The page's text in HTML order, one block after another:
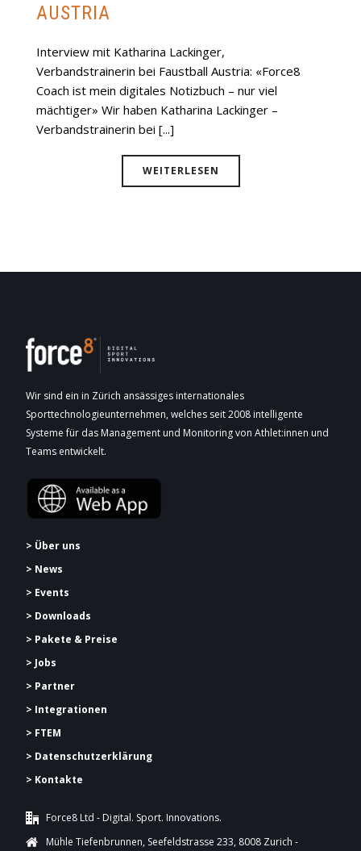
AUSTRIA
Interview mit Katharina Lackinger,
Verbandstrainerin bei Faustball Austria: «Force8
Coach ist mein digitales Notizbuch – nur viel
mächtiger» Wir haben Katharina Lackinger –
Verbandstrainerin bei [...]
WEITERLESEN
Wir sind ein in Zürich ansässiges internationales
Sporttechnologieunternehmen, welches seit 2008 intelligente
Systeme für das Management und Monitoring von Athlet:innen und
Teams entwickelt.
> Über uns
> News
> Events
> Downloads
> Pakete & Preise
> Jobs
> Partner
> Integrationen
> FTEM
> Datenschutzerklärung
> Kontakte
Force8 Ltd - Digital. Sport. Innovations.
Mühle Tiefenbrunnen, Seefeldstrasse 233, 8008 Zurich -